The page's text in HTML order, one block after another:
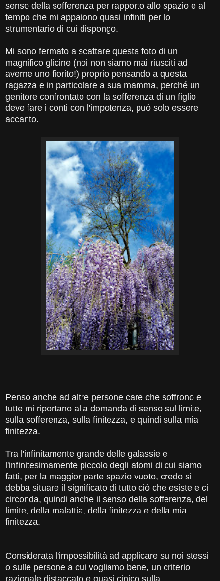
senso della sofferenza per rapporto allo spazio e al
tempo che mi appaiono quasi infiniti per lo
strumentario di cui dispongo.
Mi sono fermato a scattare questa foto di un
magnifico glicine (noi non siamo mai riusciti ad
averne uno fiorito!) proprio pensando a questa
ragazza e in particolare a sua mamma, perché un
genitore confrontato con la sofferenza di un figlio
deve fare i conti con l'impotenza, può solo essere
accanto.
Penso anche ad altre persone care che soffrono e
tutte mi riportano alla domanda di senso sul limite,
sulla sofferenza, sulla finitezza, e quindi sulla mia
finitezza.
Tra l'infinitamente grande delle galassie e
l'infinitesimamente piccolo degli atomi di cui siamo
fatti, per la maggior parte spazio vuoto, credo si
debba situare il significato di tutto ciò che esiste e ci
circonda, quindi anche il senso della sofferenza, del
limite, della malattia, della finitezza e della mia
finitezza.
Considerata l'impossibilità ad applicare su noi stessi
o sulle persone a cui vogliamo bene, un criterio
razionale distaccato e quasi cinico sulla